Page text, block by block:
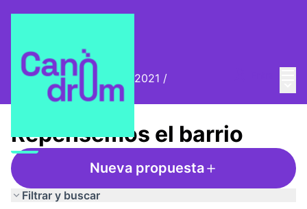
Biennal Ciutat i Ciència 2021 /
Repensemos el barrio
Repensemos el barrio
Nueva propuesta
Filtrar y buscar